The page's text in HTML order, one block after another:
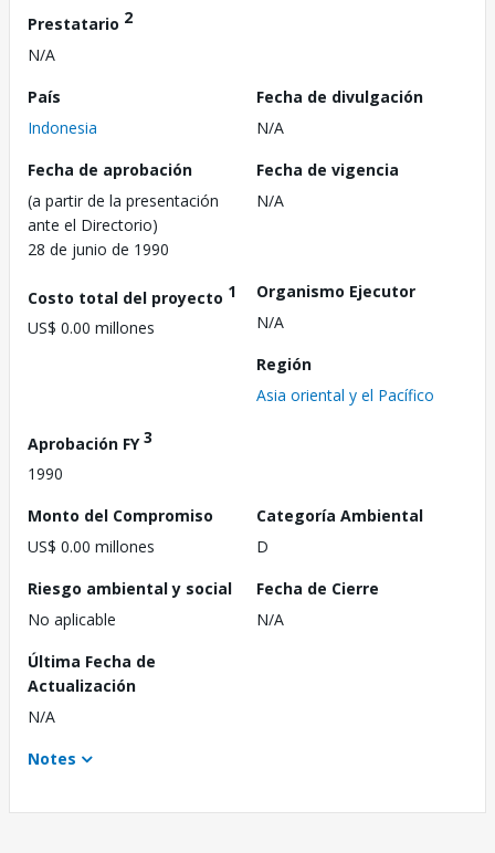
Prestatario 2
N/A
País
Indonesia
Fecha de divulgación
N/A
Fecha de aprobación
(a partir de la presentación
ante el Directorio)
28 de junio de 1990
Fecha de vigencia
N/A
Costo total del proyecto 1
US$ 0.00 millones
Organismo Ejecutor
N/A
Región
Asia oriental y el Pacífico
Aprobación FY3
1990
Monto del Compromiso
US$ 0.00 millones
Categoría Ambiental
D
Riesgo ambiental y social
No aplicable
Fecha de Cierre
N/A
Última Fecha de
Actualización
N/A
Notes